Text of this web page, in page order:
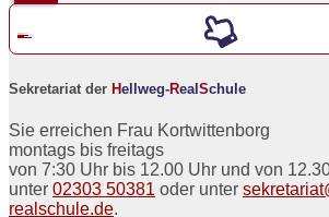
Sekretariat der Hellweg-Real Schule
Sie erreichen Frau Kortwittenborg
montags bis freitags
von 7:30 Uhr bis 12.00 Uhr und von
unter 02303 50381 oder unter
realschule.de.